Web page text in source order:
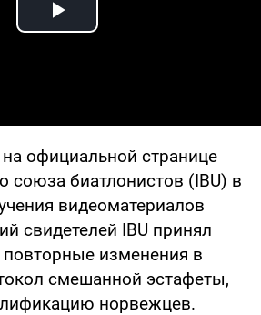
Play Video
официальной странице
союза биатлонистов (IBU) в
видеоматериалов
свидетелей IBU принял
изменения в
смешанной эстафеты,
норвежцев.